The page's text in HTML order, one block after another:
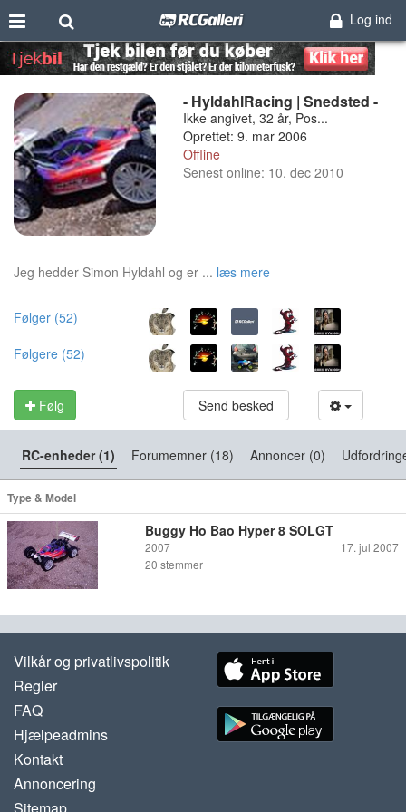
Log ind
- HyldahlRacing | Snedsted -
Ikke angivet, 32 år, Pos...
Oprettet: 9. mar 2006
Offline
Senest online: 10. dec 2010
Jeg hedder Simon Hyldahl og er ... læs mere
Følger (52)
Følgere (52)
Følg Send besked
RC-enheder (1) Forumemner (18) Annoncer (0)
Type & Model
Buggy Ho Bao Hyper 8 SOLGT
2007
17. jul 2007
20 stemmer
Vilkår og privatlivspolitik
Regler
FAQ
Hjælpeadmins
Kontakt
Annoncering
Sitemap